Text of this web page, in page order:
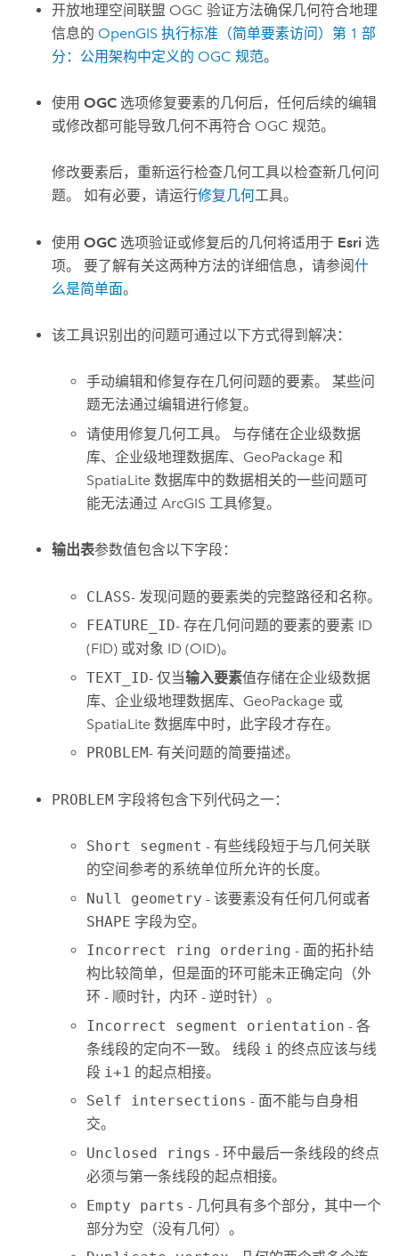
开放地理空间联盟 OGC 验证方法确保几何符合地理
信息的 OpenGIS 执行标准（简单要素访问）第 1 部
分：公用架构中定义的 OGC 规范。
使用OGC 选项修复要素的几何后，任何后续的编辑
或修改都可能导致几何不再符合 OGC 规范。
修改要素后，重新运行检查几何工具以检查新几何问
题。 如有必要，请运行修复几何工具。
使用OGC 选项验证或修复后的几何将适用于 Esri 选
项。 要了解有关这两种方法的详细信息，请参阅什
么是简单面。
该工具识别出的问题可通过以下方式得到解决：
手动编辑和修复存在几何问题的要素。 某些问
题无法通过编辑进行修复。
请使用修复几何工具。 与存储在企业级数据
库、企业级地理数据库、 GeoPackage 和
SpatiaLite 数据库中的数据相关的一些问题可
能无法通过 ArcGIS 工具修复。
输出表参数值包含以下字段：
CLASS- 发现问题的要素类的完整路径和名称。
FEATURE_ID- 存在几何问题的要素的要素 ID
(FID) 或对象 ID (OID)。
TEXT_ID- 仅当输入要素值存储在企业级数据
库、企业级地理数据库、 GeoPackage 或
SpatiaLite 数据库中时，此字段才存在。
PROBLEM- 有关问题的简要描述。
PROBLEM 字段将包含下列代码之一：
Short segment - 有些线段短于与几何关联
的空间参考的系统单位所允许的长度。
Null geometry - 该要素没有任何几何或者
SHAPE 字段为空。
Incorrect ring ordering - 面的拓扑结
构比较简单，但是面的环可能未正确定向（外
环 - 顺时针，内环 - 逆时针）。
Incorrect segment orientation - 各
条线段的定向不一致。 线段 i 的终点应该与线
段 i+1 的起点相接。
Self intersections - 面不能与自身相
交。
Unclosed rings - 环中最后一条线段的终点
必须与第一条线段的起点相接。
Empty parts - 几何具有多个部分，其中一个
部分为空（没有几何）。